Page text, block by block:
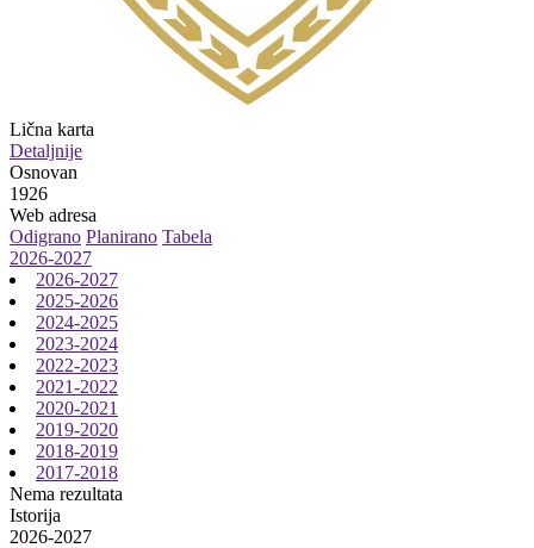
Lična karta
Detaljnije
Osnovan
1926
Web adresa
Odigrano Planirano Tabela
2026-2027
2026-2027
2025-2026
2024-2025
2023-2024
2022-2023
2021-2022
2020-2021
2019-2020
2018-2019
2017-2018
Nema rezultata
Istorija
2026-2027